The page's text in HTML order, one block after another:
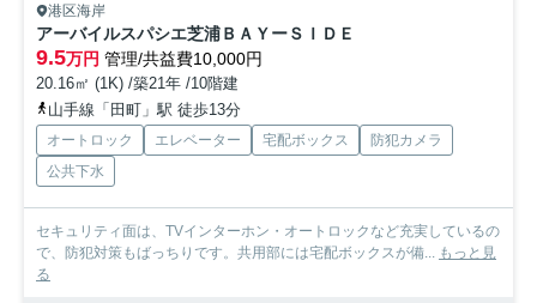
港区海岸
アーバイルスパシエ芝浦ＢＡＹーＳＩＤＥ
9.5万円 管理/共益費10,000円
20.16㎡ (1K) /築21年 /10階建
山手線「田町」駅 徒歩13分
オートロック エレベーター 宅配ボックス
防犯カメラ
公共下水
セキュリティ面は、TVインターホン・オートロックなど充実しているの
で、防犯対策もばっちりです。共用部には宅配ボックスが備... もっと見
る